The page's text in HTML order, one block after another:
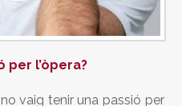
per l’òpera?
vaig tenir una passió per